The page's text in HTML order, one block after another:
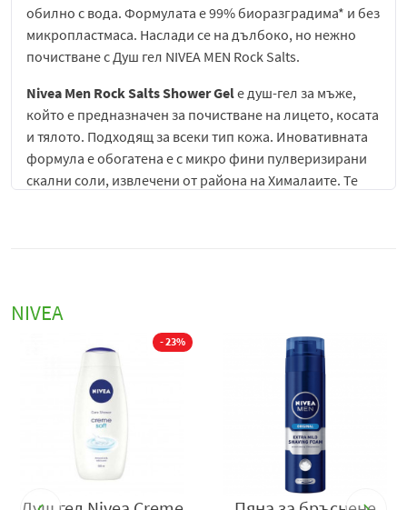
обилно с вода. Формулата е 99% биоразградима* и без
микропластмаса. Наслади се на дълбоко, но нежно
почистване с Душ гел NIVEA MEN Rock Salts.
Nivea Men Rock Salts Shower Gelе душ-гел за мъже,
който е предназначен за почистване на лицето, косата
и тялото. Подходящ за всеки тип кожа. Иновативната
формула е обогатена е с микро фини пулверизирани
скални соли, извлечени от района на Хималаите. Те
скалните соли действат ревитализиращо и подсилват
естествената защитна бариера на кожата. Синьо-
сивата консистенция, се превръща в бяла пяна при
къпане, която почиства дълбоко, но деликатно
Нивеа Мен Рок Салтс Душ-гел за мъже с
каменна солима изразен дървесен аромат, който
създава дълготрайно усещане за чистота и свежест.
Подходящ за ежедневна употреба. Дерматологично
тестван продукт.
NIVEA
- 23%